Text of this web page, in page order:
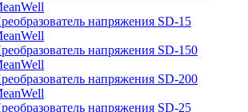
напряжения SD-15
напряжения SD-150
напряжения SD-200
напряжения SD-25